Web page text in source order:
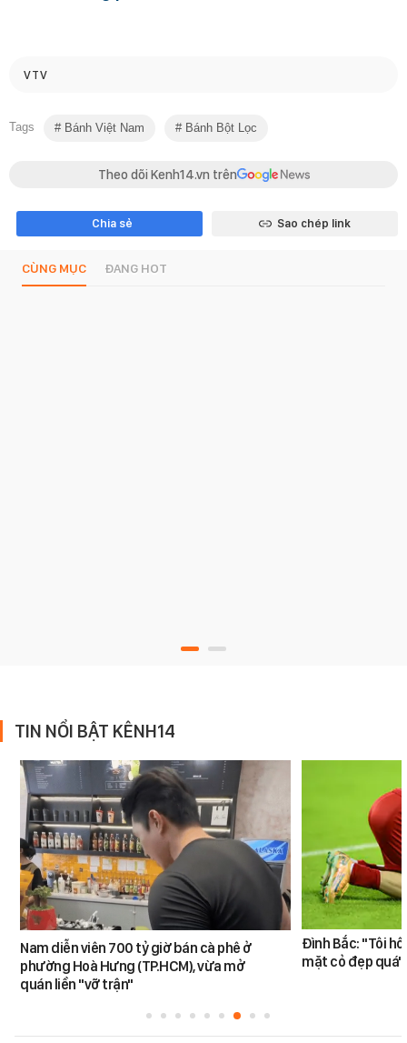
VTV
Tags Bánh Việt Nam Bánh Bột Lọc
Theo dõi Kenh14.vn trên
Chia sẻ Sao chép link
CÙNG MỤC ĐANG HOT
TIN NỔI BẬT KÊNH14
Nam diễn viên 700 tỷ giờ bán cà phê ở
phường Hoà Hưng (TP.HCM), vừa mở
quán liền "vỡ trận"
Đình Bắc: "Tôi
mặt cỏ đẹp quá"